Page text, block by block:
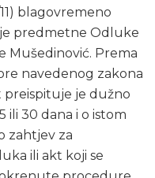
blagovremeno
predmetne Odluke
Mušedinović. Prema
navedenog zakona
preispituje je dužno
ili 30 dana i o istom
zahtjev za
ili akt koji se